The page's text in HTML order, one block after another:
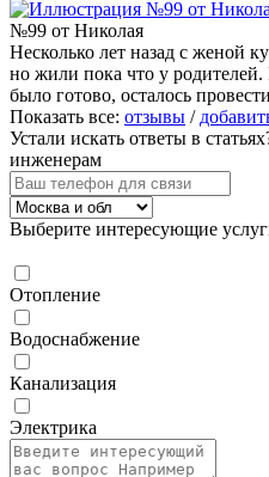
№99 от Николая
Несколько лет назад с женой
но жили пока что у родителей.
было готово, осталось
Показать все: отзывы /
Устали искать ответы в
инженерам
Выберите интересующие
Отопление
Водоснабжение
Канализация
Электрика